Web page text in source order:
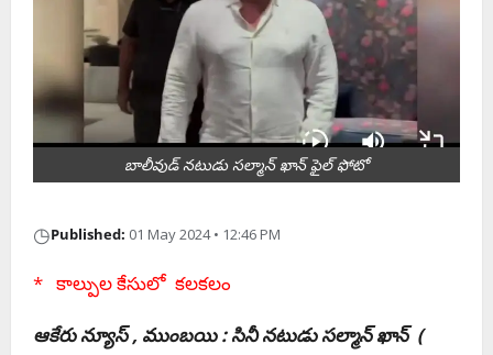
బాలీవుడ్ న‌టుడు స‌ల్మాన్ ఖాన్ ఫైల్ ఫోటో
◷Published: 01 May 2024 • 12:46 PM
* కాల్పుల‌ కేసులో క‌ల‌క‌లం
ఆకేరు న్యూస్ , ముంబ‌యి : సినీ న‌టుడు స‌ల్మాన్ ఖాన్ (